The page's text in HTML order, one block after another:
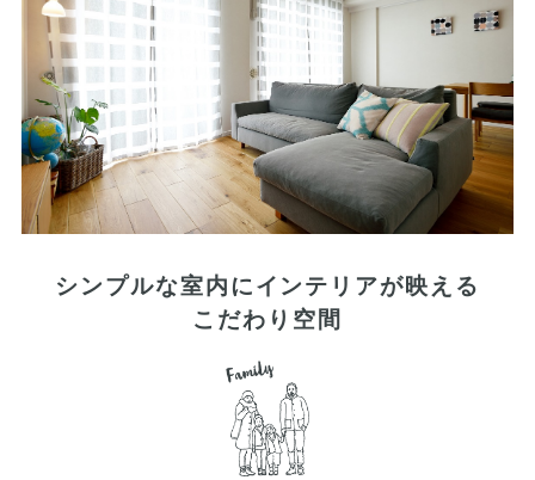
シンプルな室内にインテリアが映える
こだわり空間